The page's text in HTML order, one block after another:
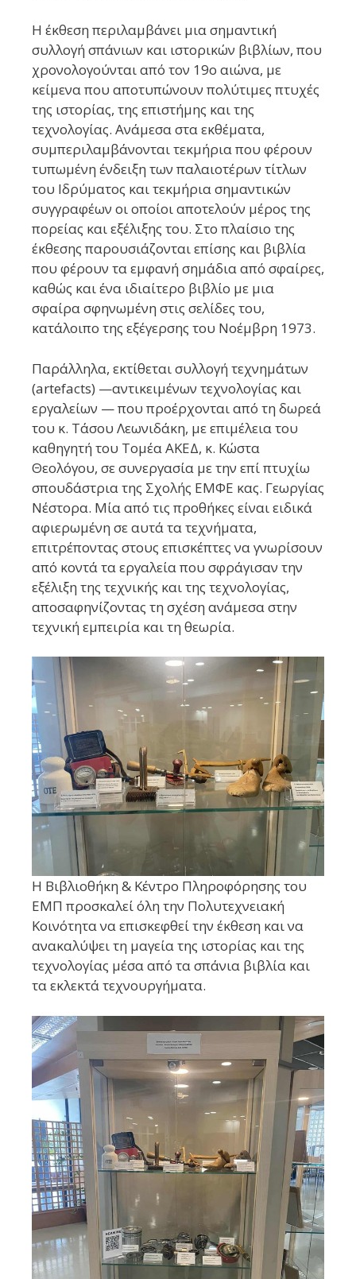
Η έκθεση περιλαμβάνει μια σημαντική
συλλογή σπάνιων και ιστορικών βιβλίων, που
χρονολογούνται από τον 19ο αιώνα, με
κείμενα που αποτυπώνουν πολύτιμες πτυχές
της ιστορίας, της επιστήμης και της
τεχνολογίας. Ανάμεσα στα εκθέματα,
συμπεριλαμβάνονται τεκμήρια που φέρουν
τυπωμένη ένδειξη των παλαιοτέρων τίτλων
του Ιδρύματος και τεκμήρια σημαντικών
συγγραφέων οι οποίοι αποτελούν μέρος της
πορείας και εξέλιξης του. Στο πλαίσιο της
έκθεσης παρουσιάζονται επίσης και βιβλία
που φέρουν τα εμφανή σημάδια από σφαίρες,
καθώς και ένα ιδιαίτερο βιβλίο με μια
σφαίρα σφηνωμένη στις σελίδες του,
κατάλοιπο της εξέγερσης του Νοέμβρη 1973.
Παράλληλα, εκτίθεται συλλογή τεχνημάτων
(artefacts) —αντικειμένων τεχνολογίας και
εργαλείων — που προέρχονται από τη δωρεά
του κ. Τάσου Λεωνιδάκη, με επιμέλεια του
καθηγητή του Τομέα ΑΚΕΔ, κ. Κώστα
Θεολόγου, σε συνεργασία με την επί πτυχίω
σπουδάστρια της Σχολής ΕΜΦΕ κας. Γεωργίας
Νέστορα. Μία από τις προθήκες είναι ειδικά
αφιερωμένη σε αυτά τα τεχνήματα,
επιτρέποντας στους επισκέπτες να γνωρίσουν
από κοντά τα εργαλεία που σφράγισαν την
εξέλιξη της τεχνικής και της τεχνολογίας,
αποσαφηνίζοντας τη σχέση ανάμεσα στην
τεχνική εμπειρία και τη θεωρία.
Η Βιβλιοθήκη & Κέντρο Πληροφόρησης του
ΕΜΠ προσκαλεί όλη την Πολυτεχνειακή
Κοινότητα να επισκεφθεί την έκθεση και να
ανακαλύψει τη μαγεία της ιστορίας και της
τεχνολογίας μέσα από τα σπάνια βιβλία και
τα εκλεκτά τεχνουργήματα.